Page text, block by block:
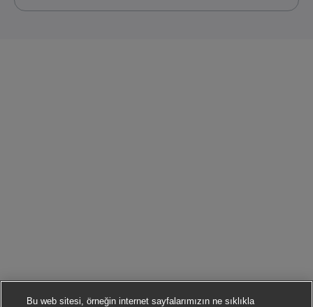
Bu web sitesi, örneğin internet sayfalarımızın ne sıklıkla